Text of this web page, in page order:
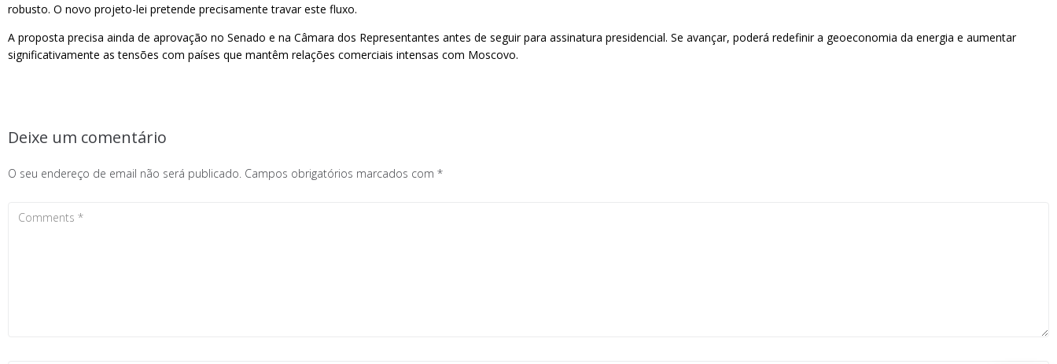
robusto. O novo projeto-lei pretende precisamente travar este fluxo.
A proposta precisa ainda de aprovação no Senado e na Câmara dos Representantes antes de seguir para assinatura presidencial. Se avançar, poderá redefinir a geoeconomia da energia e aumentar
significativamente as tensões com países que mantêm relações comerciais intensas com Moscovo.
Deixe um comentário
O seu endereço de email não será publicado. Campos obrigatórios marcados com *